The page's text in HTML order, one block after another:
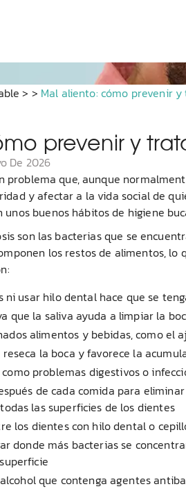
> > Mal aliento: cómo prevenir
prevenir y
De 2026
problema que, aunque
y afectar a la vida social de
buenos hábitos de higiene
son las bacterias que se
los restos de alimentos,
ni usar hilo dental hace que se
que la saliva ayuda a limpiar la
alimentos y bebidas, como el
la boca y favorece la
problemas digestivos o
de cada comida para
las superficies de los dientes
los dientes con hilo dental o
donde más bacterias se
que contenga agentes